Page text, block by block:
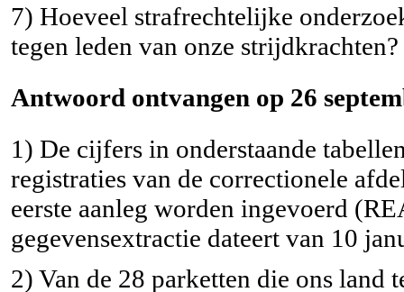
7) Hoeveel strafrechtelijke
tegen leden van onze strijdkrachten?
Antwoord ontvangen op 26
1) De cijfers in onderstaande
registraties van de correctionele
eerste aanleg worden ingevoerd
gegevensextractie dateert van 10
2) Van de 28 parketten die ons land